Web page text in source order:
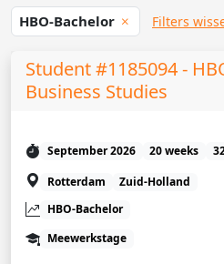
HBO-Bachelor Filters
Student #1185094 -
Business Studies
September 2026 20 weeks
Rotterdam
Zuid-Holland
HBO-Bachelor
Meewerkstage